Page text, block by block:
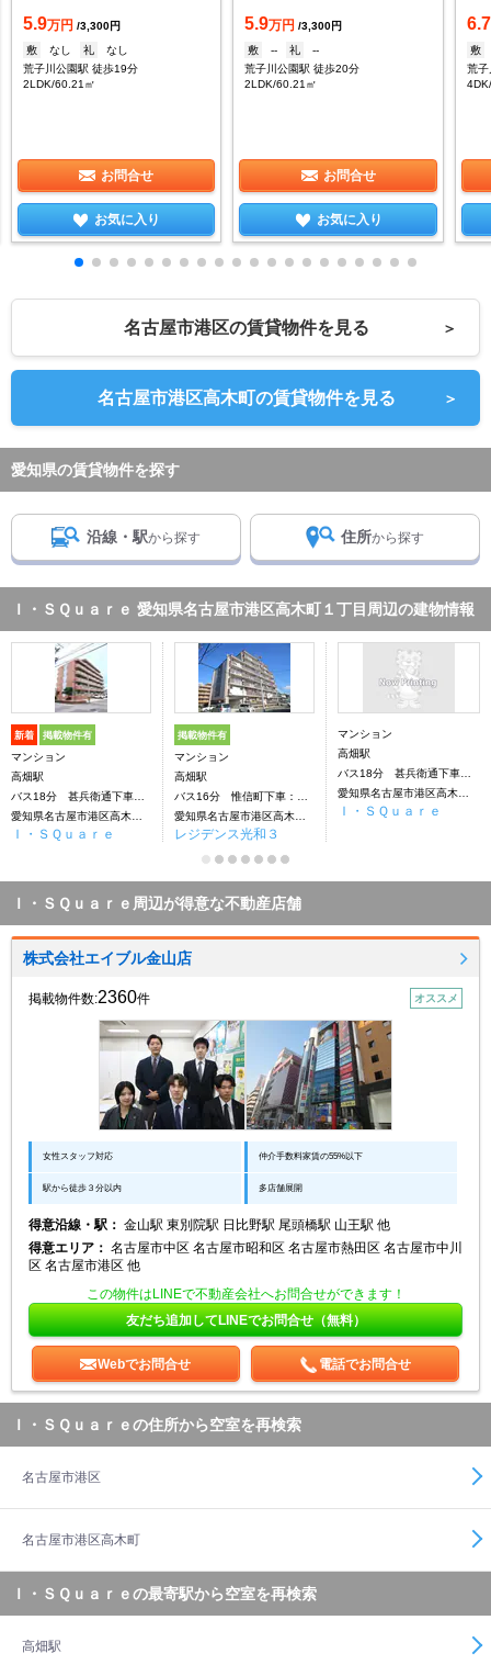
5.9万円 /3,300円
敷
なし 礼
なし
荒子川公園駅 徒歩19分
2LDK/60.21㎡
お問合せ
お気に入り
5.9万円 /3,300円
敷
-- 礼
--
荒子川公園駅 徒歩20分
2LDK/60.21㎡
お問合せ
お気に入り
6.7
敷
荒子
名古屋市港区の賃貸物件を見る ＞
名古屋市港区高木町の賃貸物件を見る ＞
愛知県の賃貸物件を探す
沿線・駅から探す 住所から探す
Ｉ・ＳＱｕａｒｅ 愛知県名古屋市港区高木町１丁目周辺の建物情報
新着 掲載物件有
マンション
高畑駅
バス18分 甚兵衛通下車：停歩3分
Ｉ・ＳＱｕａｒｅ
掲載物件有
マンション
高畑駅
バス16分 惟信町下車：停歩2分
レジデンス光和３
マンション
高畑駅
バス18分 甚兵衛通下車：停歩3分
Ｉ・ＳＱｕａｒｅ
Ｉ・ＳＱｕａｒｅ周辺が得意な不動産店舗
株式会社エイブル金山店
掲載物件数:2360件 オススメ
女性スタッフ対応 仲介手数料家賃の55%以下
駅から徒歩３分以内 多店舗展開
得意沿線・駅： 金山駅 東別院駅 日比野駅 尾頭橋駅 山王駅 他
得意エリア： 名古屋市中区 名古屋市昭和区 名古屋市熱田区 名古屋市中川
区 名古屋市港区 他
この物件はLINEで不動産会社へお問合せができます！
友だち追加してLINEでお問合せ（無料）
Webでお問合せ 電話でお問合せ
Ｉ・ＳＱｕａｒｅの住所から空室を再検索
名古屋市港区
名古屋市港区高木町
Ｉ・ＳＱｕａｒｅの最寄駅から空室を再検索
高畑駅